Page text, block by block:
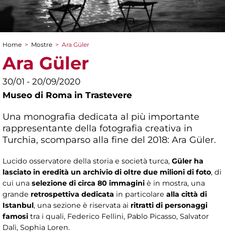
Tu sei qui
Home > Mostre > Ara Güler
Ara Güler
30/01 - 20/09/2020
Museo di Roma in Trastevere
Una monografia dedicata al più importante
rappresentante della fotografia creativa in
Turchia, scomparso alla fine del 2018: Ara Güler.
Lucido osservatore della storia e società turca, Güler ha
lasciato in eredità un archivio di oltre due milioni di foto, di
cui una selezione di circa 80 immagini è in mostra, una
grande retrospettiva dedicata in particolare alla città di
Istanbul, una sezione è riservata ai ritratti di personaggi
famosi tra i quali, Federico Fellini, Pablo Picasso, Salvator
Dalì, Sophia Loren.